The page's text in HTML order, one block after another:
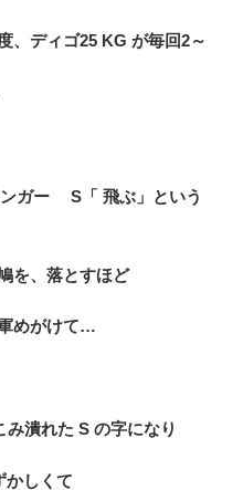
、ディゴ25 KG が毎回2～
ガー S「 飛ぶ」という
を、落とすほど
めがけて…
れた S の字になり
しくて